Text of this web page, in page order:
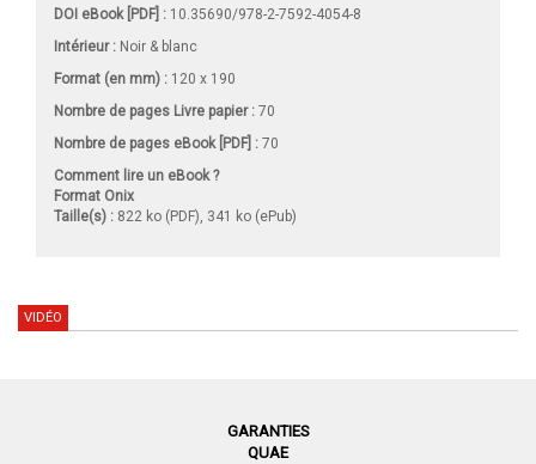
DOI eBook [PDF] : 10.35690/978-2-7592-4054-8
Intérieur : Noir & blanc
Format (en mm) : 120 x 190
Nombre de pages Livre papier: 70
Nombre de pages eBook [PDF] : 70
Comment lire un eBook ?
Format Onix
Taille(s) : 822 ko (PDF), 341 ko (ePub)
VIDÉO
GARANTIES
QUAE